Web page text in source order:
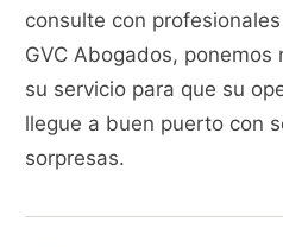
consulte con
GVC Abogados, ponemos
su servicio para que su
llegue a buen puerto con
sorpresas.